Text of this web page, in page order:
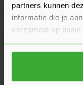
partners kunnen
informatie die je
verzameld op
Laatst gewijzigd: Maart
Leestijd: 1 minuut
Verwerkingsadvies